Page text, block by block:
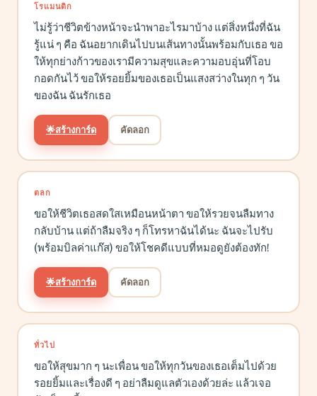
โรแมนติก
ไม่รู้ว่าชีวิตข้างหน้าจะนำพาอะไรมาบ้าง แต่สิ่งหนึ่งที่ฉัน
รู้แน่ ๆ คือ ฉันอยากเดินไปบนเส้นทางนั้นพร้อมกับเธอ ขอ
ให้ทุกย่างก้าวของเรามีความสุขและความอบอุ่นที่โอบ
กอดกันไว้ ขอให้รอยยิ้มของเธอเป็นแสงสว่างในทุก ๆ วัน
ของฉัน ฉันรักเธอ
🌟สร้างการ์ด คัดลอก
ตลก
ขอให้ชีวิตเธอสดใสเหมือนหน้าตา ขอให้รวยจนลืมทาง
กลับบ้าน แต่ถ้าลืมจริง ๆ ก็โทรหาฉันได้นะ ฉันจะไปรับ
(พร้อมบิลค่าแก๊ส) ขอให้โชคดีแบบที่หมอดูยังต้องทัก!
🌟สร้างการ์ด คัดลอก
ทั่วไป
ขอให้สุขมาก ๆ นะเพื่อน ขอให้ทุกวันของเธอเต็มไปด้วย
รอยยิ้มและเรื่องดี ๆ อย่าลืมดูแลตัวเองด้วยล่ะ แล้วเจอ